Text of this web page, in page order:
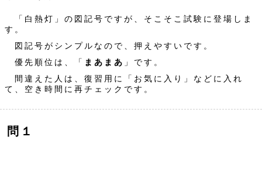
「白熱灯」の図記号ですが、そこそこ試験に登場しま
す。
図記号がシンプルなので、押えやすいです。
優先順位は、「 まあまあ 」です。
間違えた人は、復習用に「お気に入り」などに入れ
て、空き時間に再チェックです。
問１